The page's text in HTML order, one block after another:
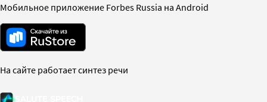
Мобильное приложение Forbes Russia на Android
На сайте работает синтез речи